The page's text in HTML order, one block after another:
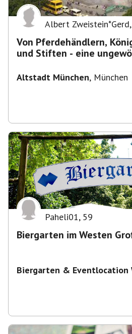
Albert Zweistein*Gerd,
Von Pferdehändlern,
und Stiften - eine
Altstadt München, München
Paheli01, 59
Biergarten im Westen
Biergarten & Eventlocation